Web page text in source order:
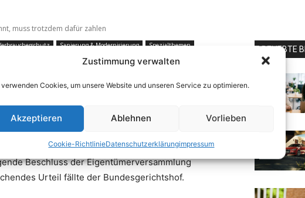
Zustimmung verwalten
verwenden Cookies, um unsere Website und unseren Service zu optimieren.
Akzeptieren Ablehnen Vorlieben
Cookie-RichtlinieDatenschutzerklärungimpressum